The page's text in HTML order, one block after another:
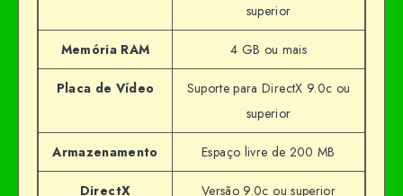
superior
Memória RAM 4 GB ou mais
Placa de Vídeo
Suporte para DirectX 9.0c ou
superior
Armazenamento Espaço livre de 200 MB
DirectX Versão 9.0c ou superior